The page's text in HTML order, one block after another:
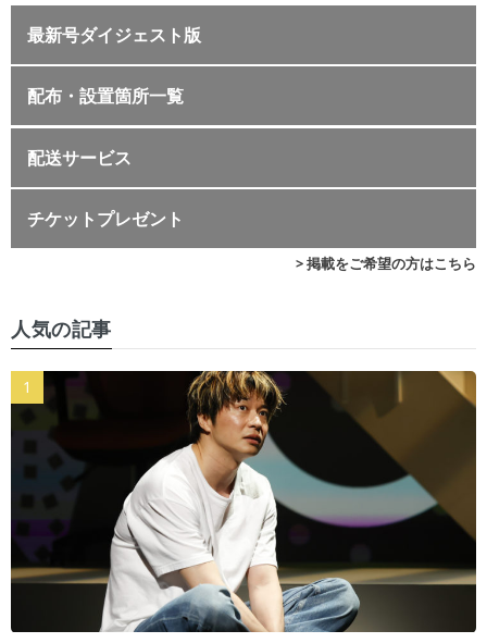
最新号ダイジェスト版
配布・設置箇所一覧
配送サービス
チケットプレゼント
> 掲載をご希望の方はこちら
人気の記事